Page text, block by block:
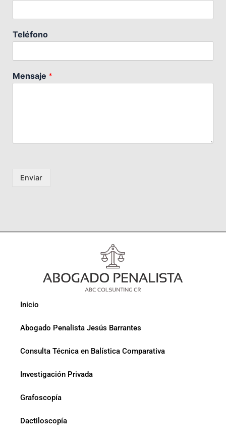
Teléfono
Mensaje *
Enviar
Inicio
Abogado Penalista Jesús Barrantes
Consulta Técnica en Balística Comparativa
Investigación Privada
Grafoscopía
Dactiloscopía